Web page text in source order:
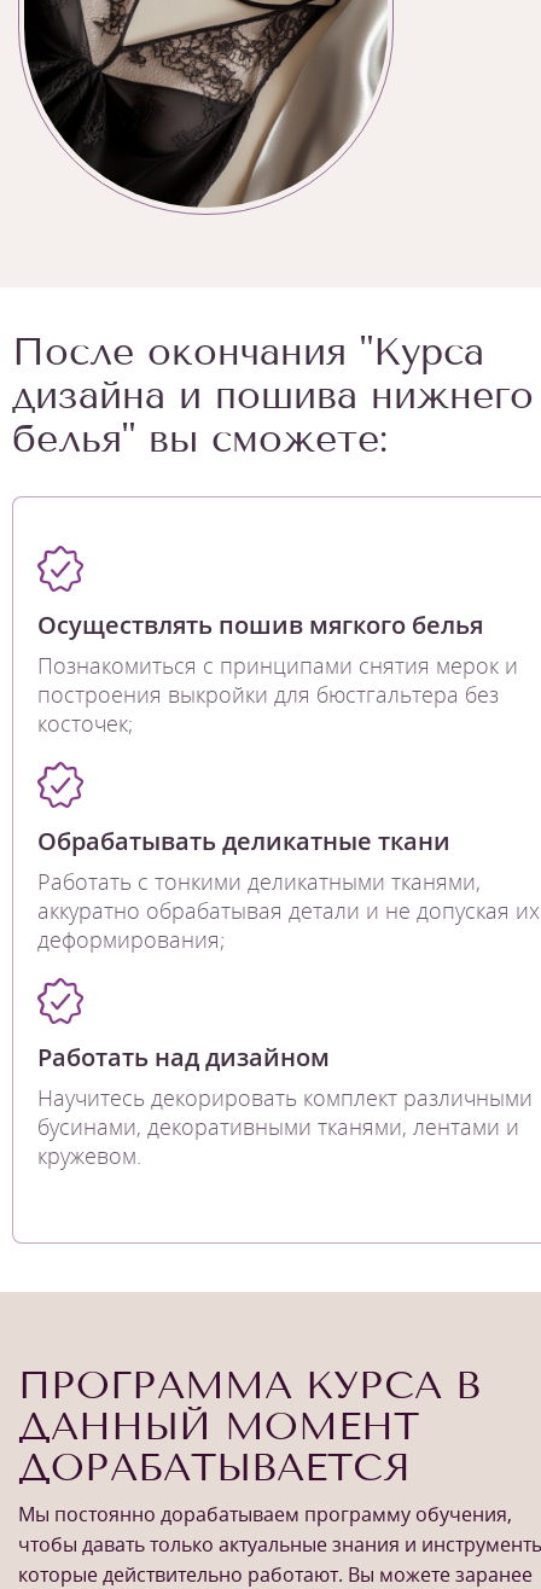
После окончания "Курса
дизайна и пошива нижнего
белья" вы сможете:
Осуществлять пошив мягкого белья
Познакомиться с принципами снятия мерок и
построения выкройки для бюстгальтера без
косточек;
Обрабатывать деликатные ткани
Работать с тонкими деликатными тканями,
аккуратно обрабатывая детали и не допуская их
деформирования;
Работать над дизайном
Научитесь декорировать комплект различными
бусинами, декоративными тканями, лентами и
кружевом.
ПРОГРАММА КУРСА В
ДАННЫЙ МОМЕНТ
ДОРАБАТЫВАЕТСЯ
Мы постоянно дорабатываем программу обучения,
чтобы давать только актуальные знания и
которые действительно работают. Вы можете заранее